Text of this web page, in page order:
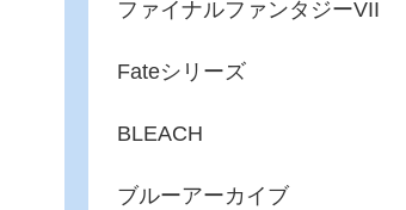
ファイナルファンタジーVII
Fateシリーズ
BLEACH
ブルーアーカイブ